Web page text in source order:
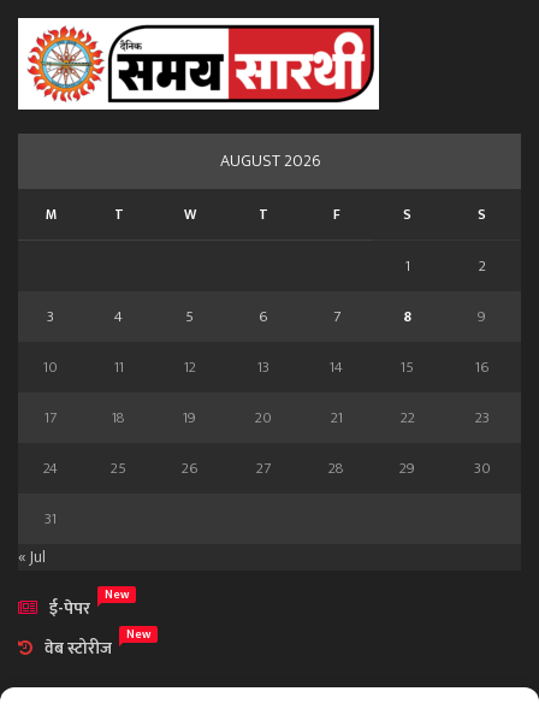
AUGUST 2026
M T W T F S S
1
2
3
4 5 6 7 8
9
10
11 12 13 14 15
16
17
18 19 20 21 22
23
24
25 26 27 28 29
30
31
« Jul
ई-पेपर
New
वेब स्टोरीज New